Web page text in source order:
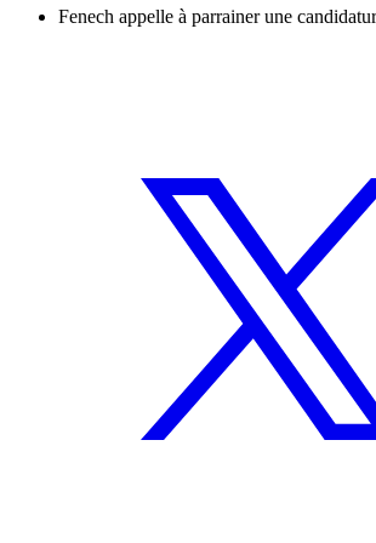
Fenech appelle à parrainer une